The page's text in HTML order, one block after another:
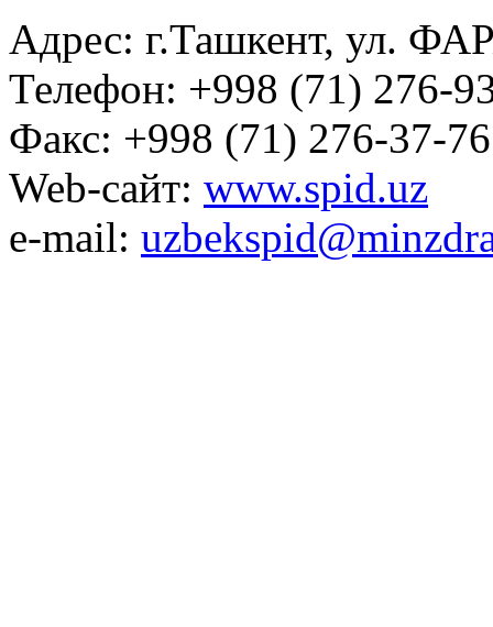
Адрес: г.Ташкент, ул.
Телефон: +998 (71) 276-
Факс: +998 (71) 276-37-76
Web-сайт: www.spid.uz
e-mail: